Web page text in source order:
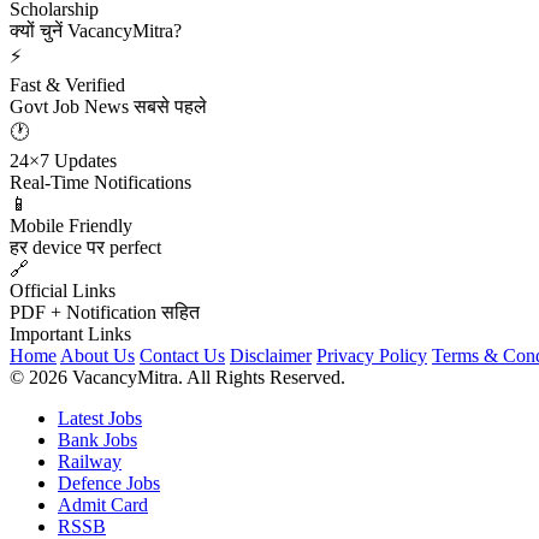
Scholarship
क्यों चुनें VacancyMitra?
⚡
Fast & Verified
Govt Job News सबसे पहले
🕐
24×7 Updates
Real-Time Notifications
📱
Mobile Friendly
हर device पर perfect
🔗
Official Links
PDF + Notification सहित
Important Links
Home About Us Contact Us Disclaimer Privacy Policy Terms &
© 2026 VacancyMitra. All Rights Reserved.
Latest Jobs
Bank Jobs
Railway
Defence Jobs
Admit Card
RSSB